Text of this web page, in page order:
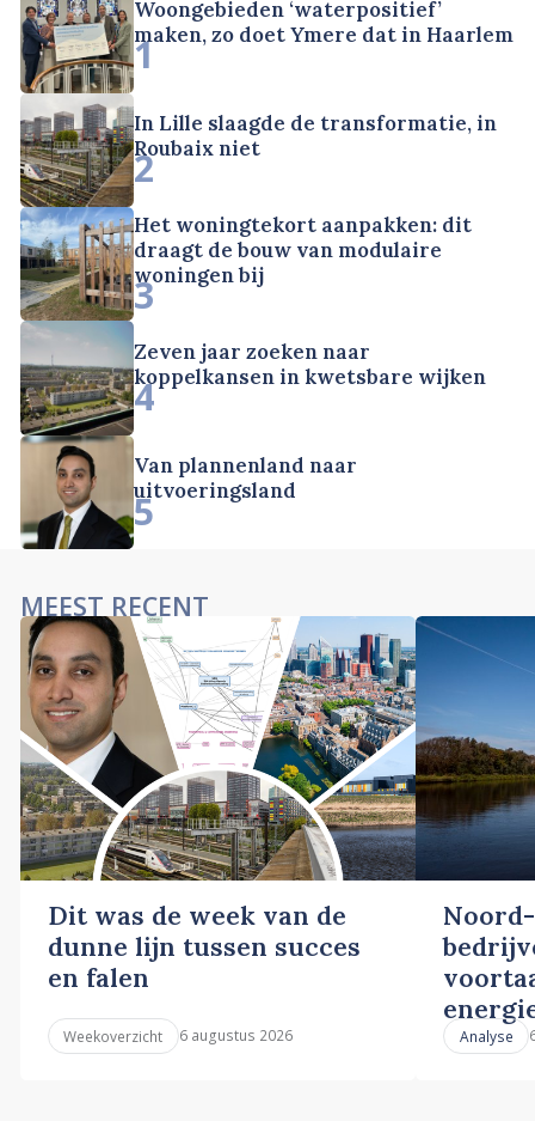
Woongebieden ‘waterpositief’
maken, zo doet Ymere dat in Haarlem
1
In Lille slaagde de transformatie, in
Roubaix niet
2
Het woningtekort aanpakken: dit
draagt de bouw van modulaire
woningen bij
3
Zeven jaar zoeken naar
koppelkansen in kwetsbare wijken
4
Van plannenland naar
uitvoeringsland
5
MEEST RECENT
Dit was de week van de
dunne lijn tussen succes
en falen
Weekoverzicht 6 augustus 2026 Analyse